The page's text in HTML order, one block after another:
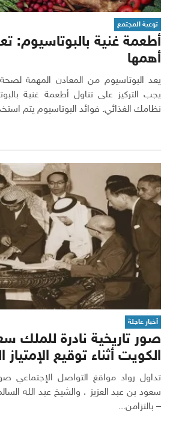
توعية المجتمع
أطعمة غنية بالبوتاسيوم:
أهمها
يعد البوتاسيوم من المعادن المهمة
يجب التركيز على تناول أطعمة غنية
نظامك الغذائي. فوائد البوتاسيوم يتم
أخبار عاجلة
صور تاريخية نادرة للملك
الكويت أثناء توقيع
تداول رواد مواقغ التواصل الإجتماعي
سعود بن عبد العزيز ، والشيخ عبد الله
– بالتزامن...